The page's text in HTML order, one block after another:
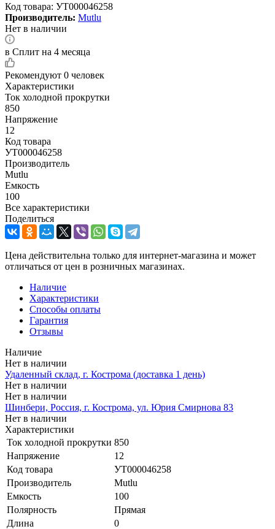
Код товара: УТ000046258
Производитель: Mutlu
Нет в наличии
в Сплит на 4 месяца
Рекомендуют 0 человек
Характеристики
Ток холодной прокрутки
850
Напряжение
12
Код товара
УТ000046258
Производитель
Mutlu
Емкость
100
Все характеристики
Поделиться
Цена действительна только для интернет-магазина и может
отличаться от цен в розничных магазинах.
Наличие
Характеристики
Способы оплаты
Гарантия
Отзывы
Наличие
Нет в наличии
Удаленный склад, г. Кострома (доставка 1 день)
Нет в наличии
Нет в наличии
Шинбери, Россия, г. Кострома, ул. Юрия Смирнова 83
Нет в наличии
Характеристики
Ток холодной прокрутки 850
Напряжение
12
Код товара
УТ000046258
Производитель
Mutlu
Емкость
100
Полярность
Прямая
Длина
0